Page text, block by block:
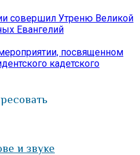
совершил Утреню Великой
Евангелий
посвященном
кадетского
и звуке